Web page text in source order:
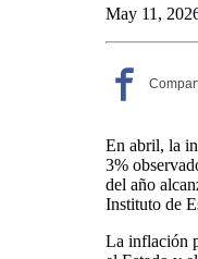
May 11,
En abril, la
3%
del año
Instituto de
La inflación